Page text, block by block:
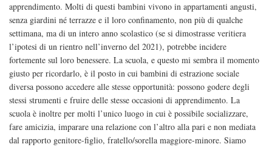
apprendimento. Molti di questi bambini vivono in appartamenti angusti,
senza giardini né terrazze e il loro confinamento, non più di qualche
settimana, ma di un intero anno scolastico (se si dimostrasse veritiera
l’ipotesi di un rientro nell’inverno del 2021), potrebbe incidere
fortemente sul loro benessere. La scuola, e questo mi sembra il momento
giusto per ricordarlo, è il posto in cui bambini di estrazione sociale
diversa possono accedere alle stesse opportunità: possono godere degli
stessi strumenti e fruire delle stesse occasioni di apprendimento. La
scuola è inoltre per molti l’unico luogo in cui è possibile socializzare,
fare amicizia, imparare una relazione con l’altro alla pari e non mediata
dal rapporto genitore-figlio, fratello/sorella maggiore-minore. Siamo